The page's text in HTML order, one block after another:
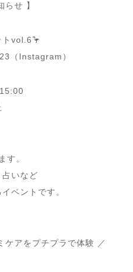
らせ 】
トvol.6🦩
（Instagram）
す。
いなど
ベントです。
ケアをプチプラで体験 ／